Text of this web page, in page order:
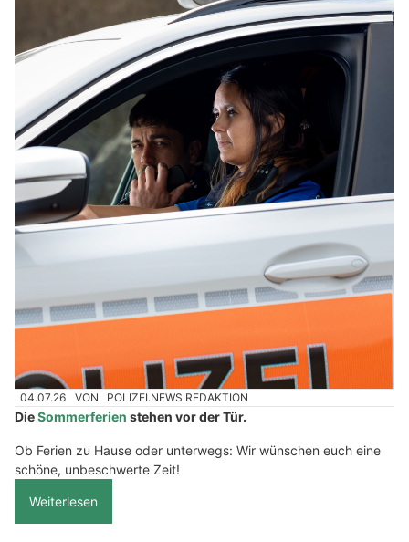
04.07.26 VON POLIZEI.NEWS REDAKTION
DieSommerferien stehen vor der Tür.
Ob Ferien zu Hause oder unterwegs: Wir wünschen euch eine
schöne, unbeschwerte Zeit!
Weiterlesen